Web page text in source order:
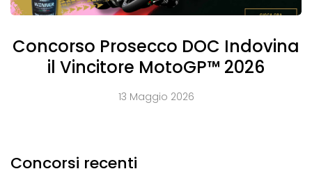
Concorso Prosecco DOC Indovina
il Vincitore MotoGP™ 2026
13 Maggio 2026
Concorsi recenti